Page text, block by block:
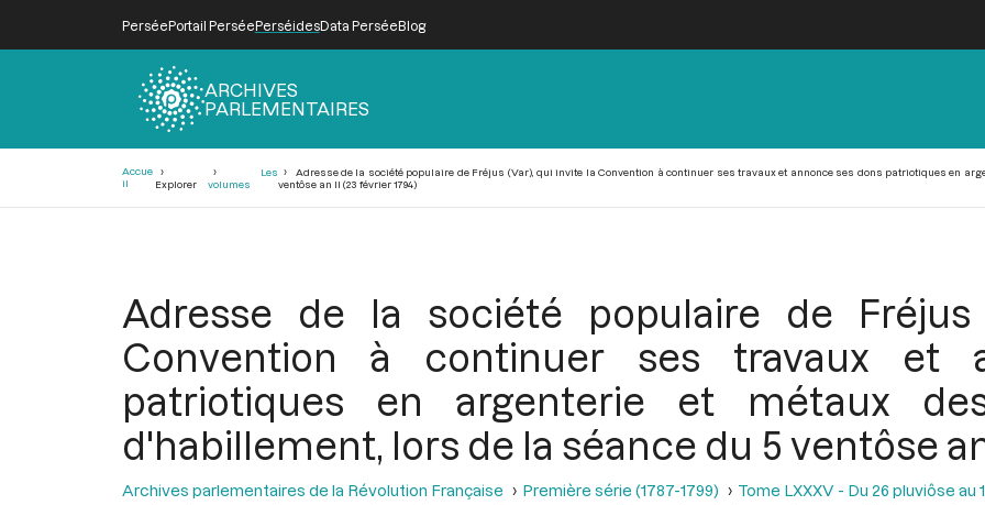
PerséePortail PerséePerséidesData PerséeBlog
ARCHIVES
PARLEMENTAIRES
Accue
il
Explorer
Les
volumes
Adresse de la société populaire de Fréjus (Var), qui invite la Convention à continuer ses travaux et annonce ses dons patriotiques en
ventôse an II (23 février 1794)
Adresse de la société populaire de
Convention à continuer ses travaux et
patriotiques en argenterie et métaux
d'habillement, lors de la séance du 5 ventôse
Archives parlementaires de la Révolution Française Première série (1787-1799)
Tome LXXXV - Du 26 pluviôse au